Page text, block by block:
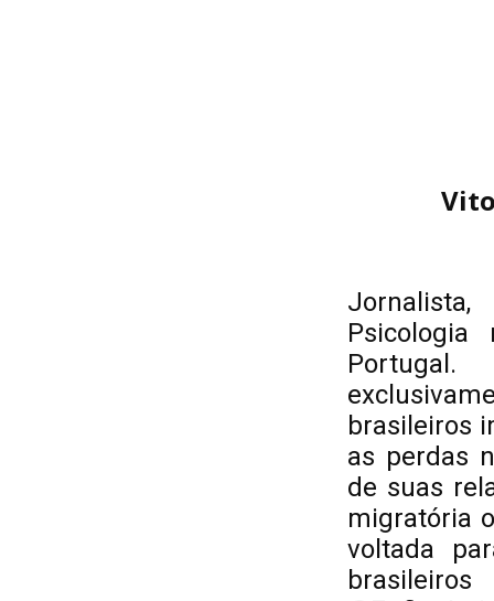
brasileiros
as perdas
de suas
migratória
voltada